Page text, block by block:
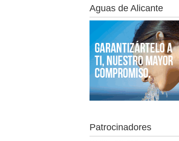
Aguas de Alicante
Patrocinadores